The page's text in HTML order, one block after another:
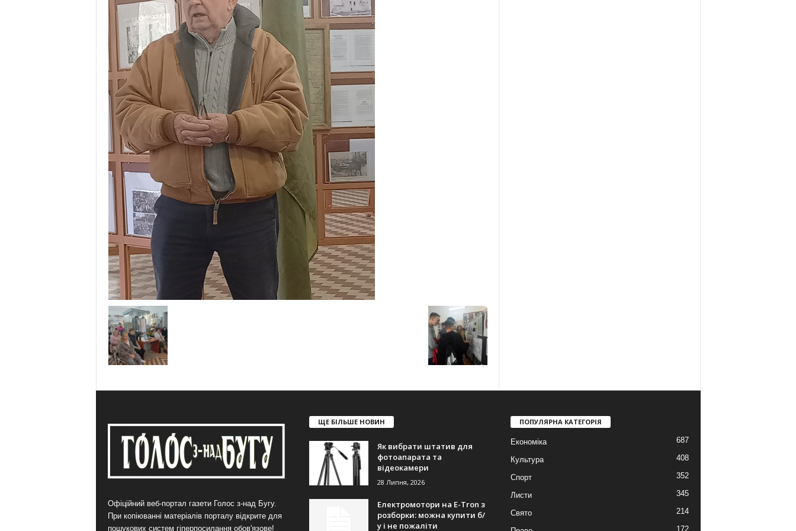
Офіційний веб-портал газети Голос з-над Бугу.
При копіюванні матеріалів порталу відкрите для
пошукових систем гіперпосилання обов'язове!
ЩЕ БІЛЬШЕ НОВИН
Як вибрати штатив для
фотоапарата та
відеокамери
28 Липня, 2026
Електромотори на E-Tron з
розборки: можна купити б/
у і не пожаліти
ПОПУЛЯРНА КАТЕГОРІЯ
Економіка 687
Культура 408
Спорт 352
Листи 345
Свято 214
172